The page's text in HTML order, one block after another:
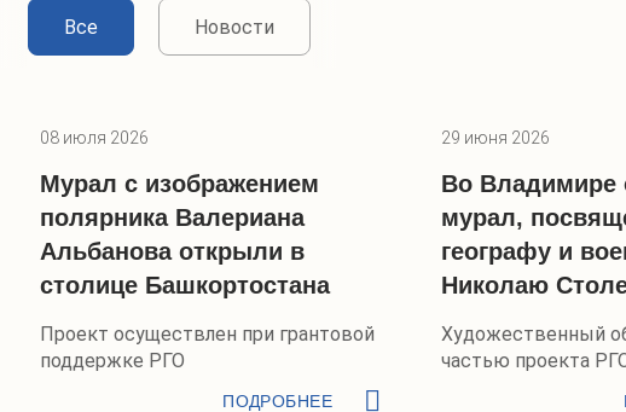
Все Новости
08 июля 2026
Мурал с изображением
полярника Валериана
Альбанова открыли в
столице Башкортостана
Проект осуществлен при грантовой
поддержке РГО
ПОДРОБНЕЕ
29 июня 2026
Во Владимире
мурал,
географу и
Николаю
Художественный
частью проекта